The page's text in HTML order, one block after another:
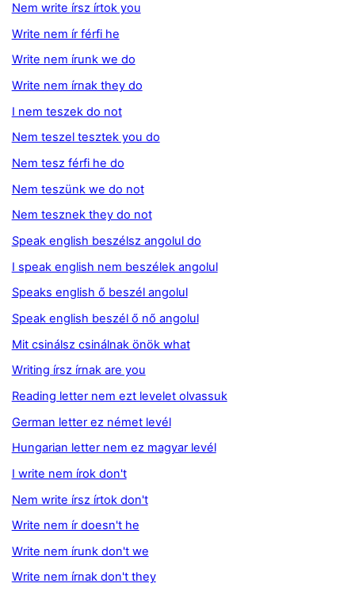
Nem write írsz írtok you
Write nem ír férfi he
Write nem írunk we do
Write nem írnak they do
I nem teszek do not
Nem teszel tesztek you do
Nem tesz férfi he do
Nem teszünk we do not
Nem tesznek they do not
Speak english beszélsz angolul do
I speak english nem beszélek angolul
Speaks english ő beszél angolul
Speak english beszél ő nő angolul
Mit csinálsz csinálnak önök what
Writing írsz írnak are you
Reading letter nem ezt levelet olvassuk
German letter ez német levél
Hungarian letter nem ez magyar levél
I write nem írok don't
Nem write írsz írtok don't
Write nem ír doesn't he
Write nem írunk don't we
Write nem írnak don't they